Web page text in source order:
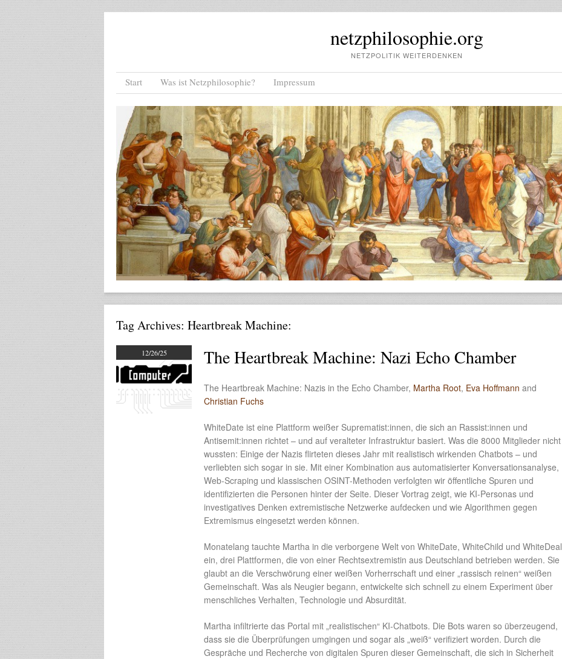
netzphilosophie.org
NETZPOLITIK WEITERDENKEN
Menu
Skip to content
Start Was ist Netzphilosophie? Impressum
Tag Archives: Heartbreak Machine:
12/26/25 The Heartbreak Machine: Nazi Echo Chamber
The Heartbreak Machine: Nazis in the Echo Chamber, Martha Root, Eva Hoffmann and
Christian Fuchs
WhiteDate ist eine Plattform weißer Suprematist:innen, die sich an Rassist:innen und
Antisemit:innen richtet – und auf veralteter Infrastruktur basiert. Was die 8000 Mitglieder nicht
wussten: Einige der Nazis flirteten dieses Jahr mit realistisch wirkenden Chatbots – und
verliebten sich sogar in sie. Mit einer Kombination aus automatisierter Konversationsanalyse,
Web-Scraping und klassischen OSINT-Methoden verfolgten wir öffentliche Spuren und
identifizierten die Personen hinter der Seite. Dieser Vortrag zeigt, wie KI-Personas und
investigatives Denken extremistische Netzwerke aufdecken und wie Algorithmen gegen
Extremismus eingesetzt werden können.
Monatelang tauchte Martha in die verborgene Welt von WhiteDate, WhiteChild und WhiteDeal
ein, drei Plattformen, die von einer Rechtsextremistin aus Deutschland betrieben werden. Sie
glaubt an die Verschwörung einer weißen Vorherrschaft und einer „rassisch reinen“ weißen
Gemeinschaft. Was als Neugier begann, entwickelte sich schnell zu einem Experiment über
menschliches Verhalten, Technologie und Absurdität.
Martha infiltrierte das Portal mit „realistischen“ KI-Chatbots. Die Bots waren so überzeugend,
dass sie die Überprüfungen umgingen und sogar als „weiß“ verifiziert worden. Durch die
Gespräche und Recherche von digitalen Spuren dieser Gemeinschaft, die sich in Sicherheit